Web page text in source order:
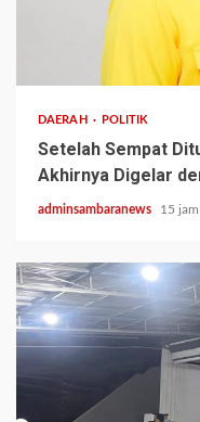
DAERAH POLITIK
Setelah Sempat
Akhirnya Digelar
adminsambaranews 15